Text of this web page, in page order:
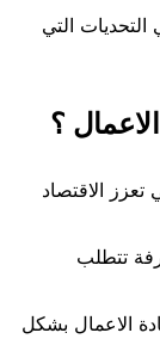
التي
؟
تعزز الاقتصاد
تتطلب
الاعمال بشكل